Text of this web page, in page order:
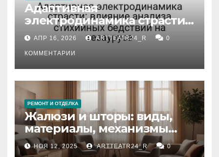
Адаптивная
электродинамика страсти:
влияние анализа
стихийных бедствий на
тезауруса
АПР 16, 2026 ARTTEATR24_R 0
КОММЕНТАРИИ
РЕМОНТ И ОТДЕЛКА
Жалюзи и шторы: виды,
материалы, механизмы
управления и уход
НОЯ 12, 2025 ARTTEATR24_R 0